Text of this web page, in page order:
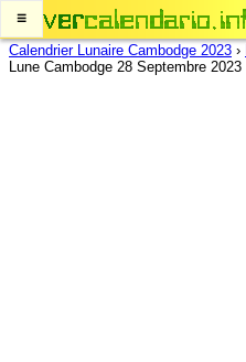
≡
Calendrier Lunaire Cambodge 2023 ›
Lune Cambodge 28 Septembre 2023